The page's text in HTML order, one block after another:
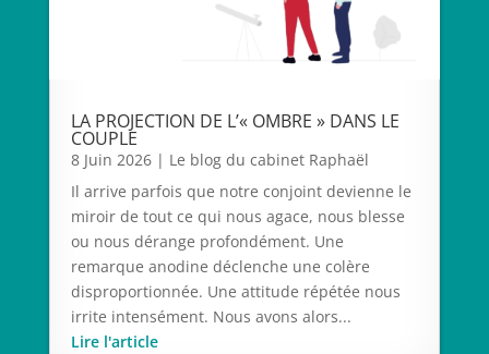
LA PROJECTION DE L’« OMBRE » DANS LE
COUPLE
8 Juin 2026| Le blog du cabinet Raphaël
Il arrive parfois que notre conjoint devienne le
miroir de tout ce qui nous agace, nous blesse
ou nous dérange profondément. Une
remarque anodine déclenche une colère
disproportionnée. Une attitude répétée nous
irrite intensément. Nous avons alors...
Lire l'article